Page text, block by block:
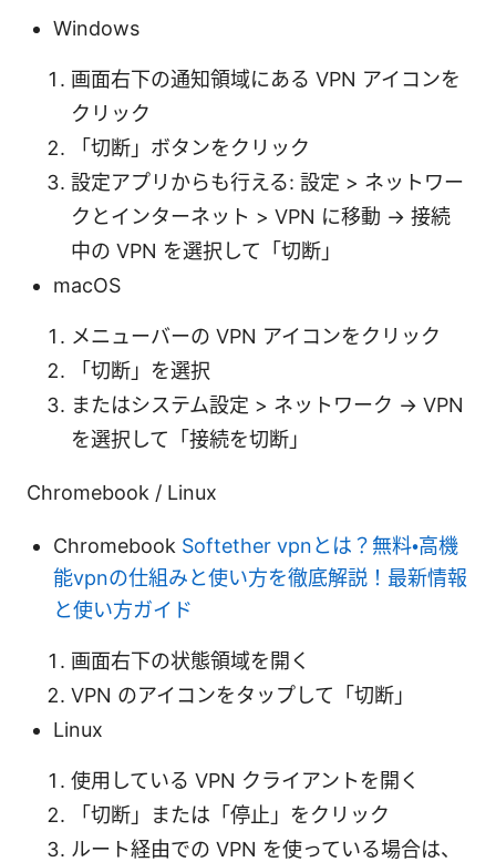
Windows
画面右下の通知領域にある VPN アイコンを
クリック
「切断」ボタンをクリック
設定アプリからも行える: 設定 > ネットワー
クとインターネット > VPN に移動 → 接続
中の VPN を選択して「切断」
macOS
メニューバーの VPN アイコンをクリック
「切断」を選択
またはシステム設定 > ネットワーク → VPN
を選択して「接続を切断」
Chromebook / Linux
Chromebook Softether vpnとは？無料・高機
能vpnの仕組みと使い方を徹底解説！最新情報
と使い方ガイド
画面右下の状態領域を開く
VPN のアイコンをタップして「切断」
Linux
使用している VPN クライアントを開く
「切断」または「停止」をクリック
ルート経由での VPN を使っている場合は、